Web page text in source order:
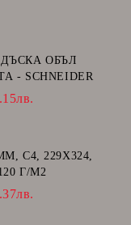
ОБЪЛ
- 4 ЦВЯТА - SCHNEIDER
C4, 229Х324,
Г/М2